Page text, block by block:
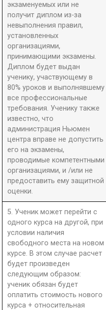
экзаменуемых или не
получит диплом из-за
невыполнения правил,
установленных
организациями,
принимающими экзамены.
Диплом будет выдан
ученику, участвующему в
80% уроков и выполнявшему
все профессиональные
требования. Ученику также
известно, что
администрация Ньюмен
центра вправе не допустить
его на экзамены,
проводимые компетентными
организациями, и /или не
предоставить ему защитной
оценки.
5. Ученик может перейти с
одного курса на другой, при
условии наличия
свободного места на новом
курсе. В этом случае расчет
будет произведен
следующим образом:
ученик обязан будет
оплатить стоимость нового
курса + относительная